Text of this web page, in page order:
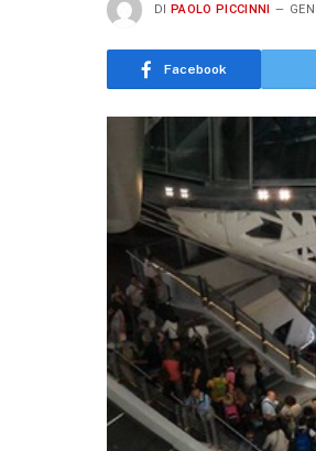
DI PAOLO PICCINNI
Facebook